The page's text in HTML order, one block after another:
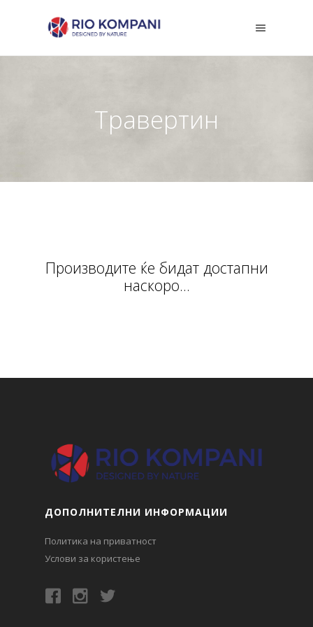
Травертин
Производите ќе бидат достапни
наскоро...
ДОПОЛНИТЕЛНИ ИНФОРМАЦИИ
Политика на приватност
Услови за користење